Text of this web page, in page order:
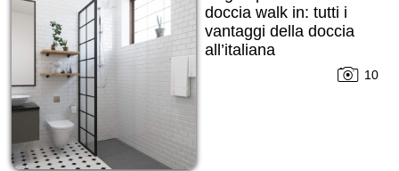
doccia walk in: tutti i
vantaggi della doccia
all’italiana
10